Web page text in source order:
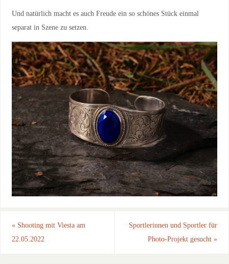
Und natürlich macht es auch Freude ein so schönes Stück einmal
separat in Szene zu setzen.
«Shooting mit Viesta am
22.05.2022
Sportlerinnen und Sportler für
Photo-Projekt gesucht»